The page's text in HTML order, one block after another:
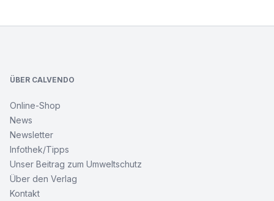
ÜBER CALVENDO
Online-Shop
News
Newsletter
Infothek/Tipps
Unser Beitrag zum Umweltschutz
Über den Verlag
Kontakt